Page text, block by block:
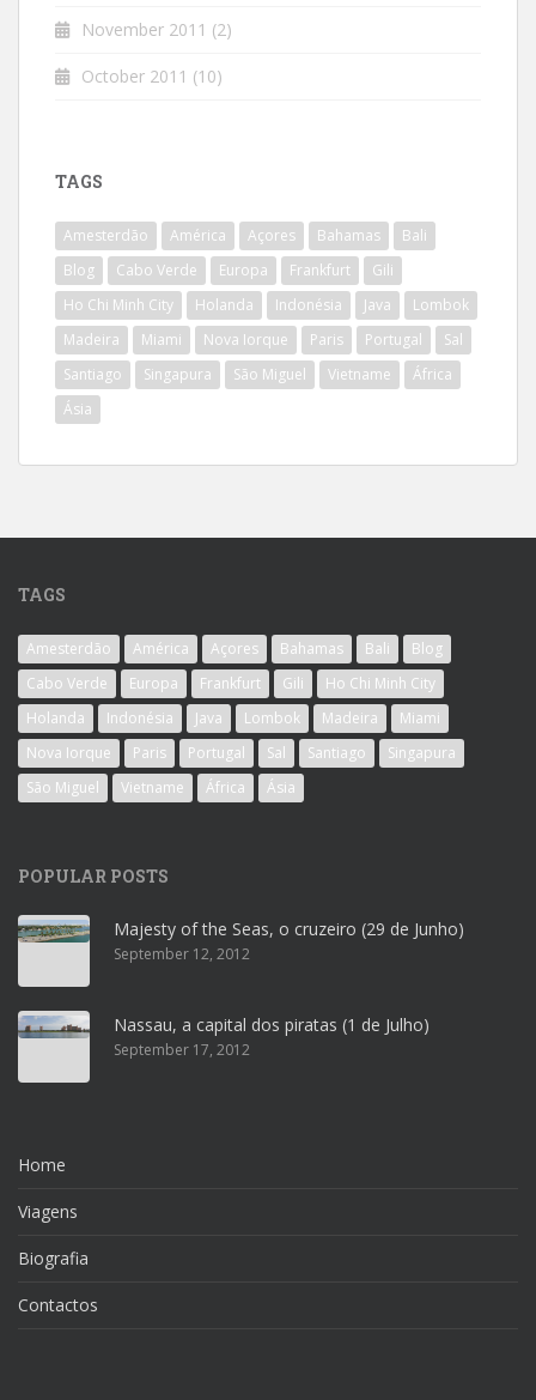
November 2011 (2)
October 2011 (10)
TAGS
Amesterdão América Açores Bahamas
Bali
Blog
Cabo Verde Europa Frankfurt
Gili
Ho Chi Minh City
Holanda Indonésia Java
Lombok
Madeira
Miami Nova Iorque Paris Portugal
Sal
Santiago
Singapura São Miguel Vietname
África
Ásia
TAGS
Amesterdão América Açores Bahamas Bali
Blog
Cabo Verde
Europa Frankfurt Gili
Ho Chi Minh City
Holanda
Indonésia Java Lombok Madeira
Miami
Nova Iorque
Paris Portugal Sal Santiago
Singapura
São Miguel
Vietname África Ásia
POPULAR POSTS
Majesty of the Seas, o cruzeiro (29 de Junho)
September 12, 2012
Nassau, a capital dos piratas (1 de Julho)
September 17, 2012
Home
Viagens
Biografia
Contactos